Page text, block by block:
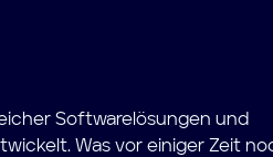
Softwarelösungen und
Was vor einiger Zeit